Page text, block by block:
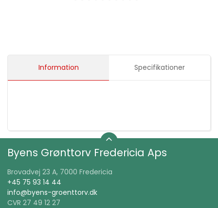
Information Specifikationer
Byens Grønttorv Fredericia Aps
Brovadvej 23 A, 7000 Fredericia
+45 75 93 14 44
info@byens-groenttorv.dk
CVR 27 49 12 27